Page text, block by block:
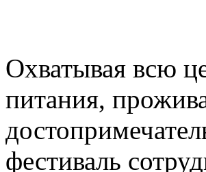
Охватывая всю
питания,
фестиваль